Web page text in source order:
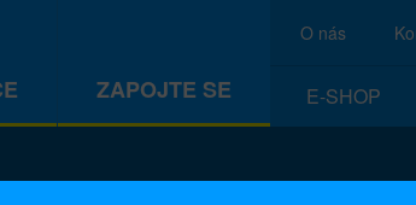
ZAPOJTE SE
O nás
E-SHOP